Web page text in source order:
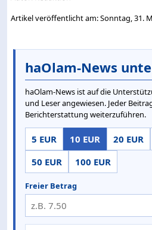
Artikel veröffentlicht am: Sonntag, 31.
haOlam-News
haOlam-News ist auf die
und Leser angewiesen. Jeder
Berichterstattung weiterzuführen.
5 EUR 10 EUR 20 EUR
50 EUR
100 EUR
Freier Betrag